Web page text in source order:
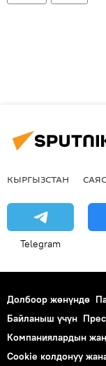
КЫРГЫЗСТАН
Telegram
Долбоор жөнүндө
Байланыш үчүн
Компаниялардын
Cookie колдонуу